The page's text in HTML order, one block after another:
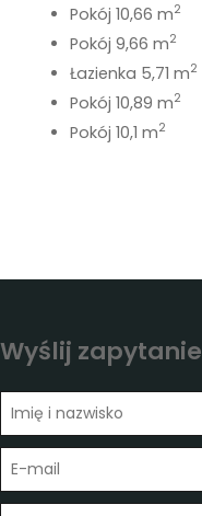
Pokój 10,66 m2
Pokój 9,66 m2
Łazienka 5,71 m2
Pokój 10,89 m2
Pokój 10,1 m2
Wyślij zapytanie